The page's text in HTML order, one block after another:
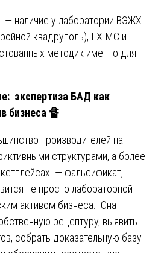
наличие у лаборатории ВЭЖХ-
квадруполь), ГХ-МС и
методик именно для
экспертиза БАД как
бизнеса 🔏
производителей на
структурами, а более
— фальсификат,
не просто лабораторной
активом бизнеса. Она
рецептуру, выявить
собрать доказательную базу